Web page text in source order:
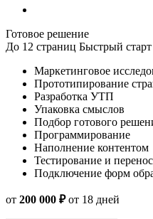
Готовое решение
До 12 страниц Быстрый старт
Маркетинговое
Прототипирование
Разработка УТП
Упаковка смыслов
Подбор готового
Программирование
Наполнение контентом
Тестирование и
Подключение форм
от 200 000 ₽от 18 дней